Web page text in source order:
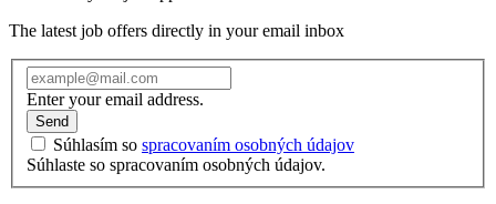
The latest job offers directly in your email inbox
Enter your email address.
Send
Súhlasím so spracovaním osobných údajov
Súhlaste so spracovaním osobných údajov.